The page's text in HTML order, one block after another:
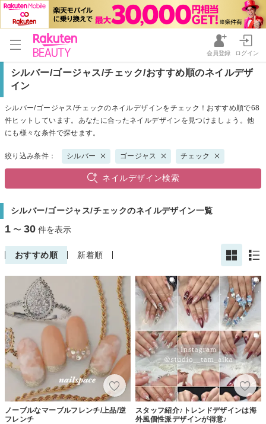
会員登録 ログイン
シルバー/ゴージャス/チェック/おすすめ順のネイルデザ
イン
シルバー/ゴージャス/チェックのネイルデザインをチェック！おすすめ順で68
件ヒットしています。あなたに合ったネイルデザインを見つけましょう。他
にも様々な条件で探せます。
絞り込み条件： シルバー ゴージャス チェック
ネイルデザイン検索
シルバー/ゴージャス/チェックのネイルデザイン一覧
1 〜 30 件を表示
おすすめ順 新着順
ノーブルなマーブルフレンチ/上品/逆
フレンチ
スタッフ紹介♪トレンドデザインは海
外風個性派デザインが得意♪